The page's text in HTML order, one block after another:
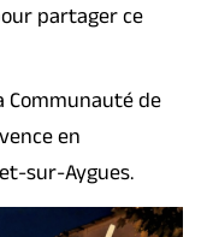
partager ce
Communauté de
en
sur-Aygues.